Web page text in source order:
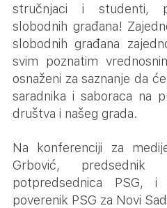
stručnjaci i studenti,
slobodnih građana!
slobodnih građana
svim poznatim
osnaženi za saznanje da
saradnika i saboraca na
društva i našeg grada.
Na konferenciji za
Grbović,
potpredsednica PSG,
poverenik PSG za Novi